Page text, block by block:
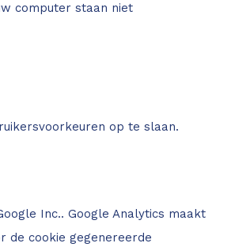
computer staan niet
op te slaan.
Inc.. Google Analytics maakt
de cookie gegenereerde